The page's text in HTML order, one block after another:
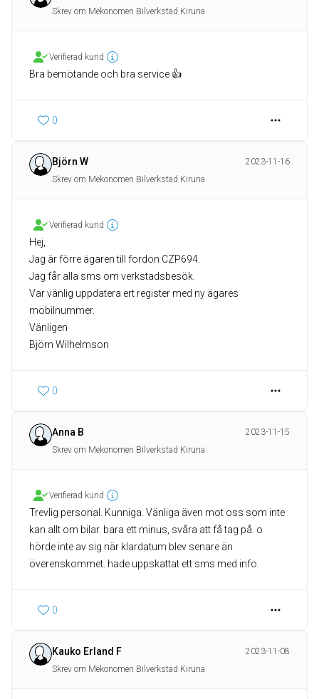
Skrev om Mekonomen Bilverkstad Kiruna
Verifierad kund
Bra bemötande och bra service 👍
0
Björn W
2023-11-16
Skrev om Mekonomen Bilverkstad Kiruna
Verifierad kund
Hej,
Jag är förre ägaren till fordon CZP694.
Jag får alla sms om verkstadsbesök.
Var vänlig uppdatera ert register med ny ägares
mobilnummer.
Vänligen
Björn Wilhelmson
0
Anna B
2023-11-15
Skrev om Mekonomen Bilverkstad Kiruna
Verifierad kund
Trevlig personal. Kunniga. Vänliga även mot oss som inte
kan allt om bilar. bara ett minus, svåra att få tag på. o
hörde inte av sig när klardatum blev senare än
överenskommet. hade uppskattat ett sms med info.
0
Kauko Erland F
2023-11-08
Skrev om Mekonomen Bilverkstad Kiruna